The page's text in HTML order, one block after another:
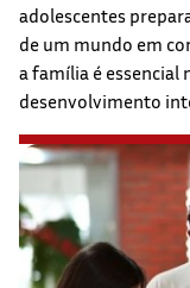
adolescentes
de um mundo em
a família é essencial
desenvolvimento